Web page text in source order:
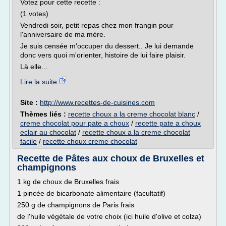
Votez pour cette recette :
(1 votes)
Vendredi soir, petit repas chez mon frangin pour
l'anniversaire de ma mère.
Je suis censée m'occuper du dessert.. Je lui demande
donc vers quoi m'orienter, histoire de lui faire plaisir.
Là elle...
Lire la suite
Site : http://www.recettes-de-cuisines.com
Thèmes liés : recette choux a la creme chocolat blanc /
creme chocolat pour pate a choux / recette pate a choux
eclair au chocolat / recette choux a la creme chocolat
facile / recette choux creme chocolat
Recette de Pâtes aux choux de Bruxelles et
champignons
1 kg de choux de Bruxelles frais
1 pincée de bicarbonate alimentaire (facultatif)
250 g de champignons de Paris frais
de l'huile végétale de votre choix (ici huile d'olive et colza)